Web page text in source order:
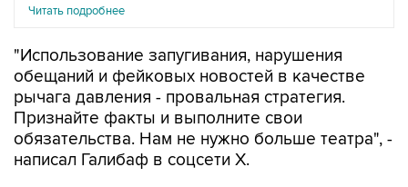
Читать подробнее
"Использование запугивания, нарушения
обещаний и фейковых новостей в качестве
рычага давления - провальная стратегия.
Признайте факты и выполните свои
обязательства. Нам не нужно больше театра", -
написал Галибаф в соцсети X.